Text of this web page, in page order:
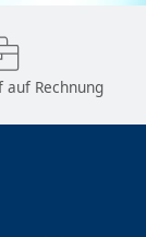
auf Rechnung